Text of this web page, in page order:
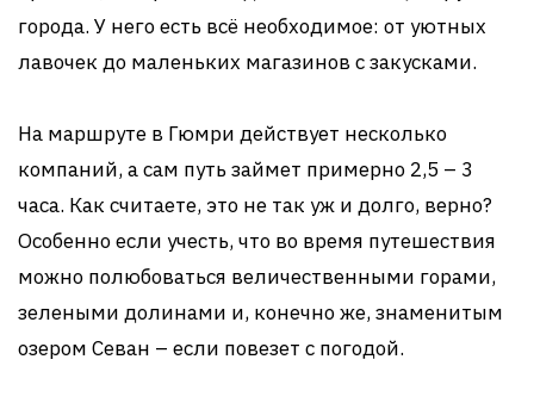
города. У него есть всё необходимое: от уютных
лавочек до маленьких магазинов с закусками.
На маршруте в Гюмри действует несколько
компаний, а сам путь займет примерно 2,5 – 3
часа. Как считаете, это не так уж и долго, верно?
Особенно если учесть, что во время путешествия
можно полюбоваться величественными горами,
зелеными долинами и, конечно же, знаменитым
озером Севан – если повезет с погодой.